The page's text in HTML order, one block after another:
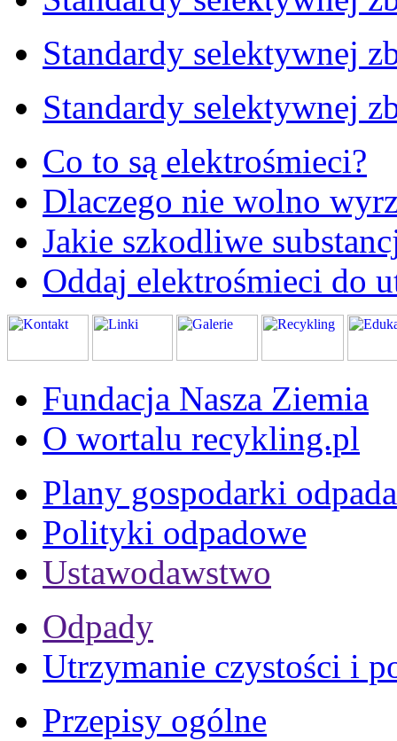
Standardy selektywnej
Standardy selektywnej
Co to są elektrośmieci?
Dlaczego nie wolno
Jakie szkodliwe
Oddaj elektrośmieci do
Fundacja Nasza Ziemia
O wortalu recykling.pl
Plany gospodarki
Polityki odpadowe
Ustawodawstwo
Odpady
Utrzymanie czystości i
Przepisy ogólne